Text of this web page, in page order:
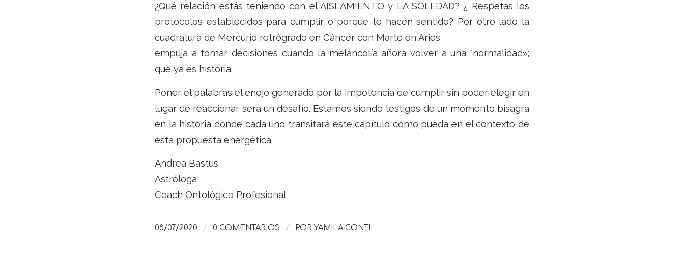
¿Qué relación estás teniendo con el AISLAMIENTO y LA SOLEDAD? ¿ Respetas los
protocolos establecidos para cumplir o porque te hacen sentido? Por otro lado la
cuadratura de Mercurio retrógrado en Cáncer con Marte en Aries
empuja a tomar decisiones cuando la melancolía añora volver a una “normalidad»;
que ya es historia.
Poner el palabras el enojo generado por la impotencia de cumplir sin poder elegir en
lugar de reaccionar será un desafío. Estamos siendo testigos de un momento bisagra
en la historia donde cada uno transitará este capítulo como pueda en el contexto de
esta propuesta energética.
Andrea Bastus
Astróloga
Coach Ontológico Profesional
08/07/2020 / 0 COMENTARIOS / PORYAMILA CONTI